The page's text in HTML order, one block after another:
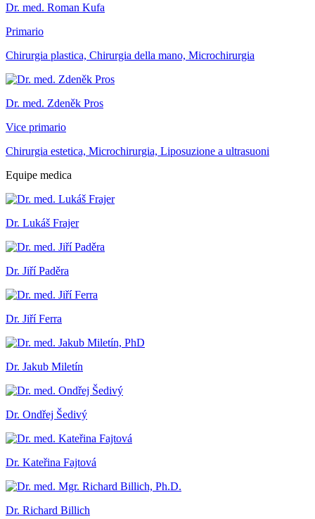
Dr. med. Roman Kufa
Primario
Chirurgia plastica, Chirurgia della mano, Microchirurgia
Dr. med. Zdeněk Pros
Vice primario
Chirurgia estetica, Microchirurgia, Liposuzione a ultrasuoni
Equipe medica
Dr. Lukáš Frajer
Dr. Jiří Paděra
Dr. Jiří Ferra
Dr. Jakub Miletín
Dr. Ondřej Šedivý
Dr. Kateřina Fajtová
Dr. Richard Billich